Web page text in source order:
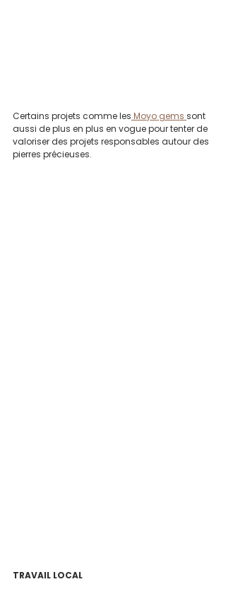
Certains projets comme les Moyo gems sont
aussi de plus en plus en vogue pour tenter de
valoriser des projets responsables autour des
pierres précieuses.
TRAVAIL LOCAL